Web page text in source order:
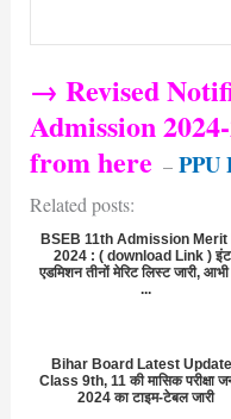
→ Revised
Admission
from here – PPU
Related posts:
BSEB 11th Admission
2024 : ( download Link )
एडमिशन तीनों मेरिट लिस्ट जारी,
...
Bihar Board Latest
Class 9th, 11 की मासिक परीक्षा
2024 का टाइम-टेबल जारी